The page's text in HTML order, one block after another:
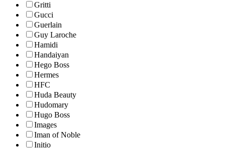
Gritti
Gucci
Guerlain
Guy Laroche
Hamidi
Handaiyan
Hego Boss
Hermes
HFC
Huda Beauty
Hudomary
Hugo Boss
Images
Iman of Noble
Initio